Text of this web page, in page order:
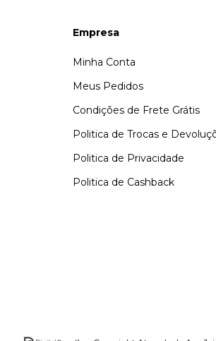
Empresa
Minha Conta
Meus Pedidos
Condições de Frete Grátis
Politica de Trocas e
Politica de Privacidade
Politica de Cashback